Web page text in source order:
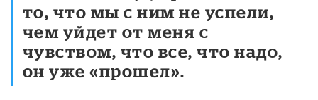
то, что мы с ним не успели,
чем уйдет от меня с
чувством, что все, что надо,
он уже «прошел».